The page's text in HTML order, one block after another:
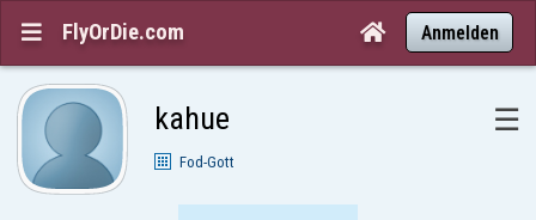
 FlyOrDie.com  Anmelden
kahue ☰
Fod-Gott